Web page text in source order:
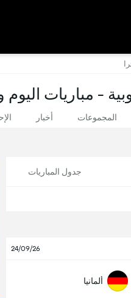
- مباريات اليوم
المجموعات أخبار
جدول المباريات
24/09/26
ألمانيا